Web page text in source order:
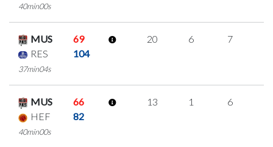
40min00s
MUS
69
RES
104
37min04s
20 6 7
MUS
66
HEF
82
40min00s
13 1 6